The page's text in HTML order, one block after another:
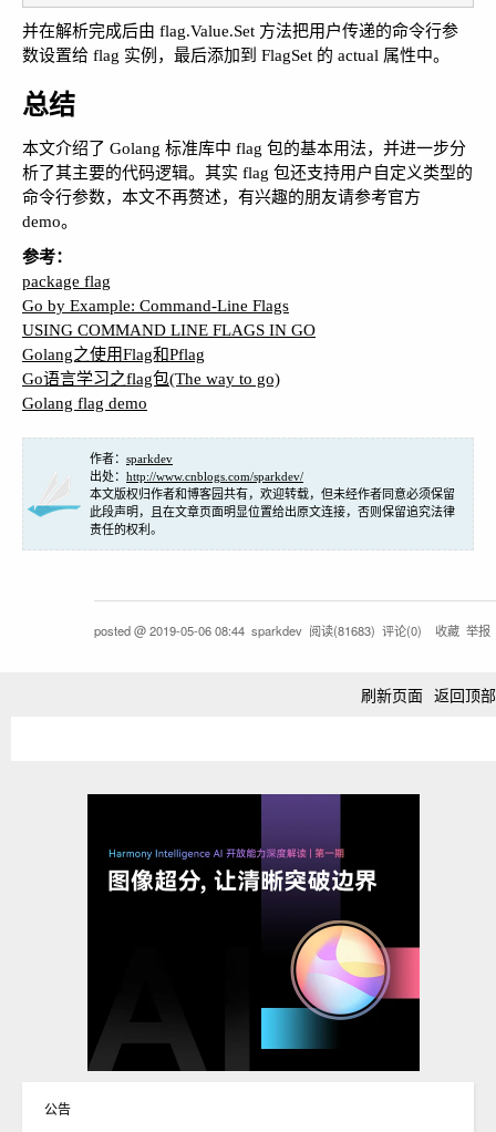
并在解析完成后由 flag.Value.Set 方法把用户传递的命令行参
数设置给 flag 实例，最后添加到 FlagSet 的 actual 属性中。
总结
本文介绍了 Golang 标准库中 flag 包的基本用法，并进一步分
析了其主要的代码逻辑。其实 flag 包还支持用户自定义类型的
命令行参数，本文不再赘述，有兴趣的朋友请参考官方
demo。
参考：
package flag
Go by Example: Command-Line Flags
USING COMMAND LINE FLAGS IN GO
Golang之使用Flag和Pflag
Go语言学习之flag包(The way to go)
Golang flag demo
作者： sparkdev
出处： http://www.cnblogs.com/sparkdev/
本文版权归作者和博客园共有，欢迎转载，但未经作者同意必须保留
此段声明，且在文章页面明显位置给出原文连接，否则保留追究法律
责任的权利。
posted @2019-05-06 08:44 sparkdev 阅读(81683) 评论(0) 收藏 举报
刷新页面 返回顶部
公告